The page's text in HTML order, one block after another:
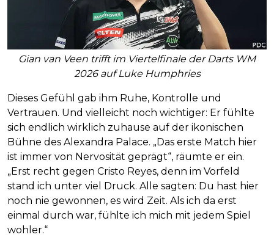
Gian van Veen trifft im Viertelfinale der Darts WM
2026 auf Luke Humphries
Dieses Gefühl gab ihm Ruhe, Kontrolle und
Vertrauen. Und vielleicht noch wichtiger: Er fühlte
sich endlich wirklich zuhause auf der ikonischen
Bühne des Alexandra Palace. „Das erste Match hier
ist immer von Nervosität geprägt“, räumte er ein.
„Erst recht gegen Cristo Reyes, denn im Vorfeld
stand ich unter viel Druck. Alle sagten: Du hast hier
noch nie gewonnen, es wird Zeit. Als ich da erst
einmal durch war, fühlte ich mich mit jedem Spiel
wohler.“